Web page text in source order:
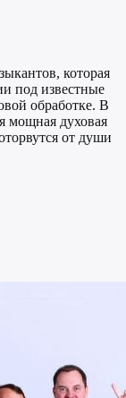
которая
под известные
обработке. В
мощная духовая
от души